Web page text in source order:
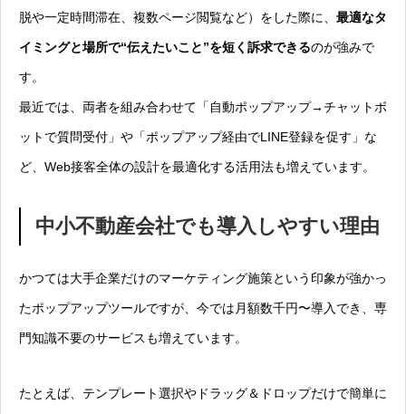
脱や一定時間滞在、複数ページ閲覧など）をした際に、 最適なタ
イミングと場所で“伝えたいこと”を短く訴求できるのが強みで
す。
最近では、両者を組み合わせて「自動ポップアップ→チャットボ
ットで質問受付」や「ポップアップ経由でLINE登録を促す」な
ど、Web接客全体の設計を最適化する活用法も増えています。
中小不動産会社でも導入しやすい理由
かつては大手企業だけのマーケティング施策という印象が強かっ
たポップアップツールですが、今では月額数千円〜導入でき、専
門知識不要のサービスも増えています。
たとえば、テンプレート選択やドラッグ＆ドロップだけで簡単に